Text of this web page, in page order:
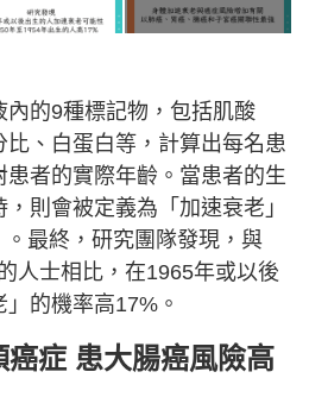
的9種標記物，包括肌酸
、白蛋白等，計算出每名患
者的實際年齡。當患者的生
則會被定義為「加速衰老」
。最終，研究團隊發現，與
人士相比，在1965年或以後
的機率高17%。
症 患大腸癌風險高